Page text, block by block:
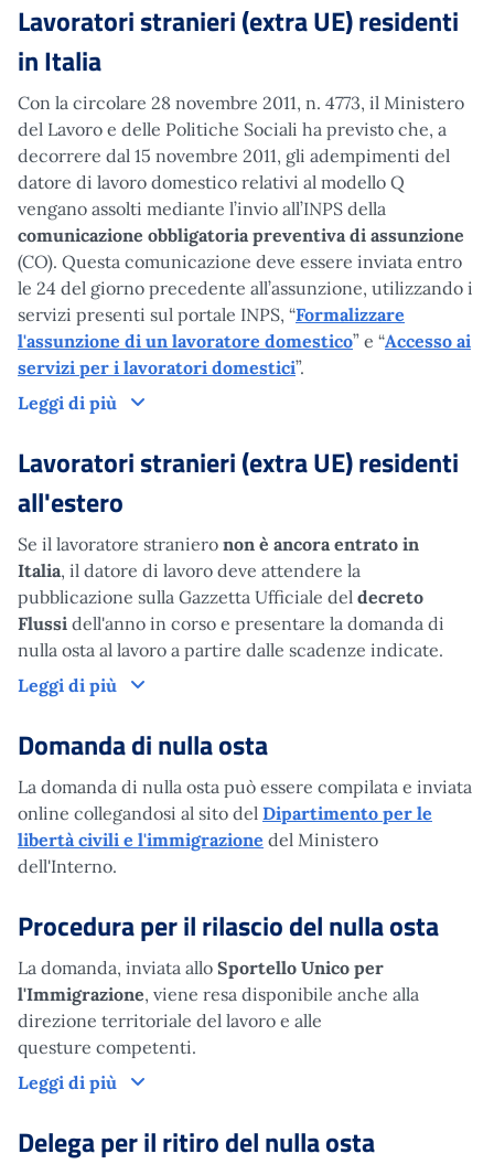
Lavoratori stranieri (extra UE) residenti
in Italia
Con la circolare 28 novembre 2011, n. 4773, il Ministero
del Lavoro e delle Politiche Sociali ha previsto che, a
decorrere dal 15 novembre 2011, gli adempimenti del
datore di lavoro domestico relativi al modello Q
vengano assolti mediante l’invio all’INPS della
comunicazione obbligatoria preventiva di assunzione
(CO). Questa comunicazione deve essere inviata entro
le 24 del giorno precedente all’assunzione, utilizzando i
servizi presenti sul portale INPS, “Formalizzare
l'assunzione di un lavoratore domestico” e “Accesso ai
servizi per i lavoratori domestici”.
Leggi di più
Lavoratori stranieri (extra UE) residenti in
Lavoratori stranieri (extra UE) residenti
all'estero
Se il lavoratore straniero non è ancora entrato in
Italia, il datore di lavoro deve attendere la
pubblicazione sulla Gazzetta Ufficiale del decreto
Flussi dell'anno in corso e presentare la domanda di
nulla osta al lavoro a partire dalle scadenze indicate.
Leggi di più
Lavoratori stranieri (extra UE) residenti
Domanda di nulla osta
La domanda di nulla osta può essere compilata e inviata
online collegandosi al sito del Dipartimento per le
libertà civili e l'immigrazione del Ministero
dell'Interno.
Procedura per il rilascio del nulla osta
La domanda, inviata allo Sportello Unico per
l'Immigrazione, viene resa disponibile anche alla
direzione territoriale del lavoro e alle
questure competenti.
Leggi di più
Procedura per il rilascio del nulla osta
Delega per il ritiro del nulla osta